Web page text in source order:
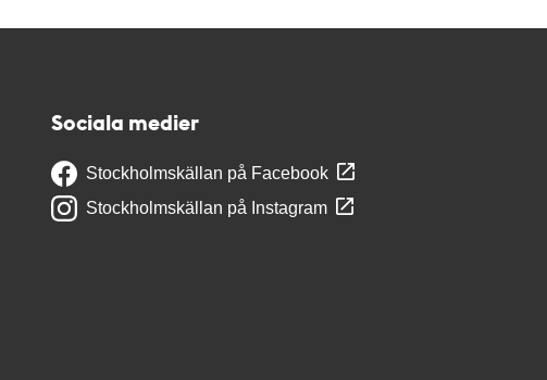
Sociala medier
Stockholmskällan på Facebook
Stockholmskällan på Instagram